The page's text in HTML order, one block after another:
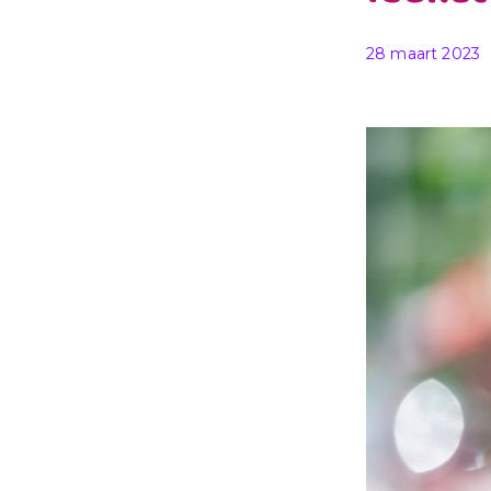
Gepubliceerd
28 maart 2023